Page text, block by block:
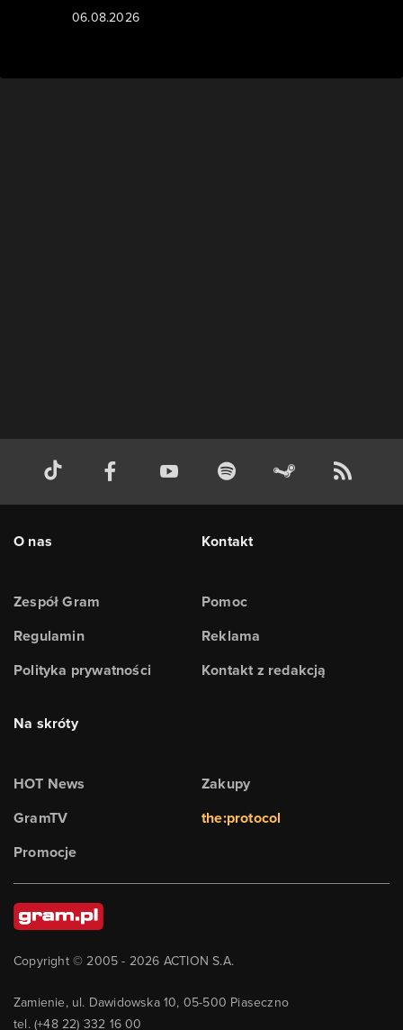
06.08.2026
O nas
Zespół Gram
Regulamin
Polityka prywatności
Kontakt
Pomoc
Reklama
Kontakt z redakcją
Na skróty
HOT News
GramTV
Promocje
Zakupy
the:protocol
Copyright © 2005 - 2026 ACTION S.A.
Zamienie, ul. Dawidowska 10, 05-500 Piaseczno
tel. (+48 22) 332 16 00